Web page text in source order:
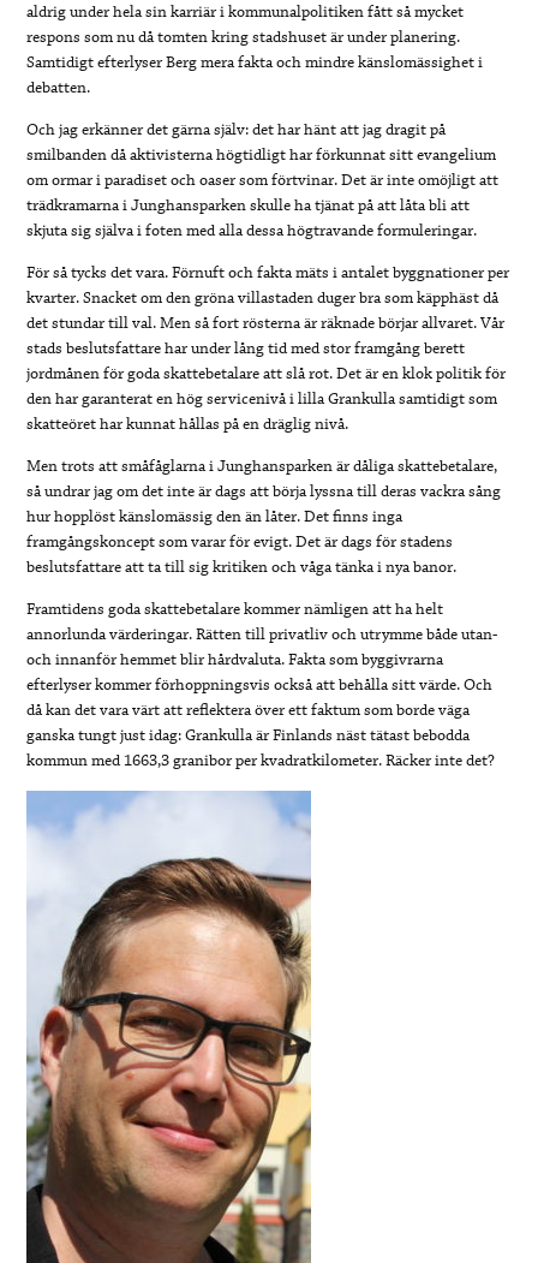
aldrig under hela sin karriär i kommunalpolitiken fått så mycket
respons som nu då tomten kring stadshuset är under planering.
Samtidigt efterlyser Berg mera fakta och mindre känslomässighet i
debatten.
Och jag erkänner det gärna själv: det har hänt att jag dragit på
smilbanden då aktivisterna högtidligt har förkunnat sitt evangelium
om ormar i paradiset och oaser som förtvinar. Det är inte omöjligt att
trädkramarna i Junghansparken skulle ha tjänat på att låta bli att
skjuta sig själva i foten med alla dessa högtravande formuleringar.
För så tycks det vara. Förnuft och fakta mäts i antalet byggnationer per
kvarter. Snacket om den gröna villastaden duger bra som käpphäst då
det stundar till val. Men så fort rösterna är räknade börjar allvaret. Vår
stads beslutsfattare har under lång tid med stor framgång berett
jordmånen för goda skattebetalare att slå rot. Det är en klok politik för
den har garanterat en hög servicenivå i lilla Grankulla samtidigt som
skatteöret har kunnat hållas på en dräglig nivå.
Men trots att småfåglarna i Junghansparken är dåliga skattebetalare,
så undrar jag om det inte är dags att börja lyssna till deras vackra sång
hur hopplöst känslomässig den än låter. Det finns inga
framgångskoncept som varar för evigt. Det är dags för stadens
beslutsfattare att ta till sig kritiken och våga tänka i nya banor.
Framtidens goda skattebetalare kommer nämligen att ha helt
annorlunda värderingar. Rätten till privatliv och utrymme både utan-
och innanför hemmet blir hårdvaluta. Fakta som byggivrarna
efterlyser kommer förhoppningsvis också att behålla sitt värde. Och
då kan det vara värt att reflektera över ett faktum som borde väga
ganska tungt just idag: Grankulla är Finlands näst tätast bebodda
kommun med 1663,3 granibor per kvadratkilometer. Räcker inte det?